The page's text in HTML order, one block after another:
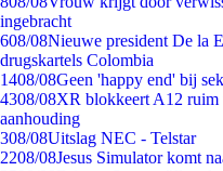
ingebracht
608/08Nieuwe president De la
drugskartels Colombia
1408/08Geen 'happy end' bij
4308/08XR blokkeert A12 ruim
aanhouding
308/08Uitslag NEC - Telstar
2208/08Jesus Simulator komt